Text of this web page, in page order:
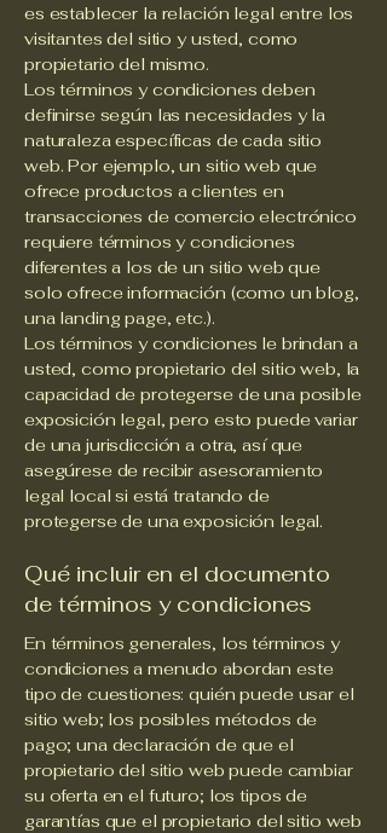
es establecer la relación legal entre los
visitantes del sitio y usted, como
propietario del mismo.
Los términos y condiciones deben
definirse según las necesidades y la
naturaleza específicas de cada sitio
web. Por ejemplo, un sitio web que
ofrece productos a clientes en
transacciones de comercio electrónico
requiere términos y condiciones
diferentes a los de un sitio web que
solo ofrece información (como un blog,
una landing page, etc.).
Los términos y condiciones le brindan a
usted, como propietario del sitio web, la
capacidad de protegerse de una posible
exposición legal, pero esto puede variar
de una jurisdicción a otra, así que
asegúrese de recibir asesoramiento
legal local si está tratando de
protegerse de una exposición legal.
Qué incluir en el documento
de términos y condiciones
En términos generales, los términos y
condiciones a menudo abordan este
tipo de cuestiones: quién puede usar el
sitio web; los posibles métodos de
pago; una declaración de que el
propietario del sitio web puede cambiar
su oferta en el futuro; los tipos de
garantías que el propietario del sitio web